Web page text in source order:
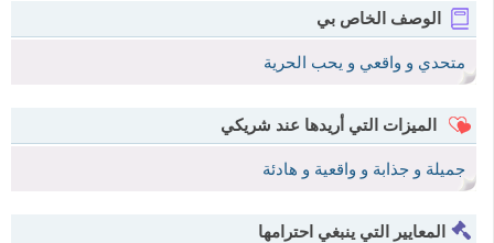
الوصف الخاص بي
متحدي و واقعي و يحب الحرية
الميزات التي أريدها عند شريكي
جميلة و جذابة و واقعية و هادئة
المعايير التي ينبغي احترامها